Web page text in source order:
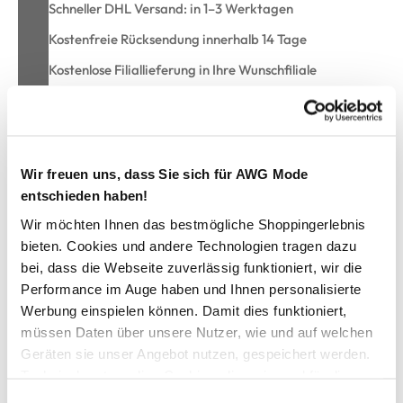
Wir freuen uns, dass Sie sich für AWG Mode
entschieden haben!
Wir möchten Ihnen das bestmögliche Shoppingerlebnis
bieten. Cookies und andere Technologien tragen dazu
bei, dass die Webseite zuverlässig funktioniert, wir die
Performance im Auge haben und Ihnen personalisierte
Werbung einspielen können. Damit dies funktioniert,
müssen Daten über unsere Nutzer, wie und auf welchen
Geräten sie unser Angebot nutzen, gespeichert werden.
Schneller DHL Versand: in 1–3 Werktagen
Kostenfreie Rücksendung innerhalb 14 Tage
Kostenlose Filiallieferung in Ihre Wunschfiliale
Waschhandschuh 17x21cm
hochwertiger Waschhandschuh von Egeria
mit Deko-Borte und Aufhänger
flauschig, weich und besonders saugfähig
Maße:17x21cm
umweltfreundliche Herstellung
produziert aus schadstoffgeprüfte Materialien